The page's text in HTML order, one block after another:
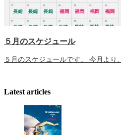
５月のスケジュール
５月のスケジュールです。 今月よ
Latest articles